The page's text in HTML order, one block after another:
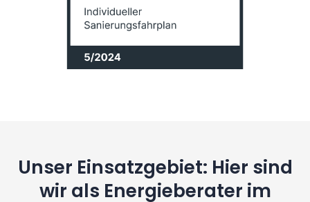
Unser Einsatzgebiet: Hier sind
wir als Energieberater im